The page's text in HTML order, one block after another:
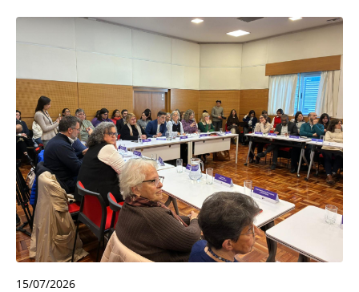
15/07/2026